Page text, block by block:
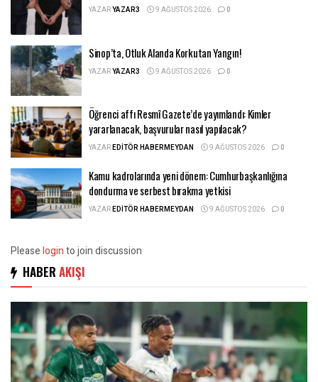
YAZARYAZAR3 9 AĞUSTOS 2026 0
Sinop’ta, Otluk Alanda Korkutan Yangın!
YAZARYAZAR3 9 AĞUSTOS 2026 0
Öğrenci affı Resmî Gazete’de yayımlandı: Kimler
yararlanacak, başvurular nasıl yapılacak?
YAZAREDITÖR HABERMEYDAN 9 AĞUSTOS 2026 0
Kamu kadrolarında yeni dönem: Cumhurbaşkanlığına
dondurma ve serbest bırakma yetkisi
YAZAREDITÖR HABERMEYDAN 9 AĞUSTOS 2026 0
Pleaseloginto join discussion
HABER AKIŞI